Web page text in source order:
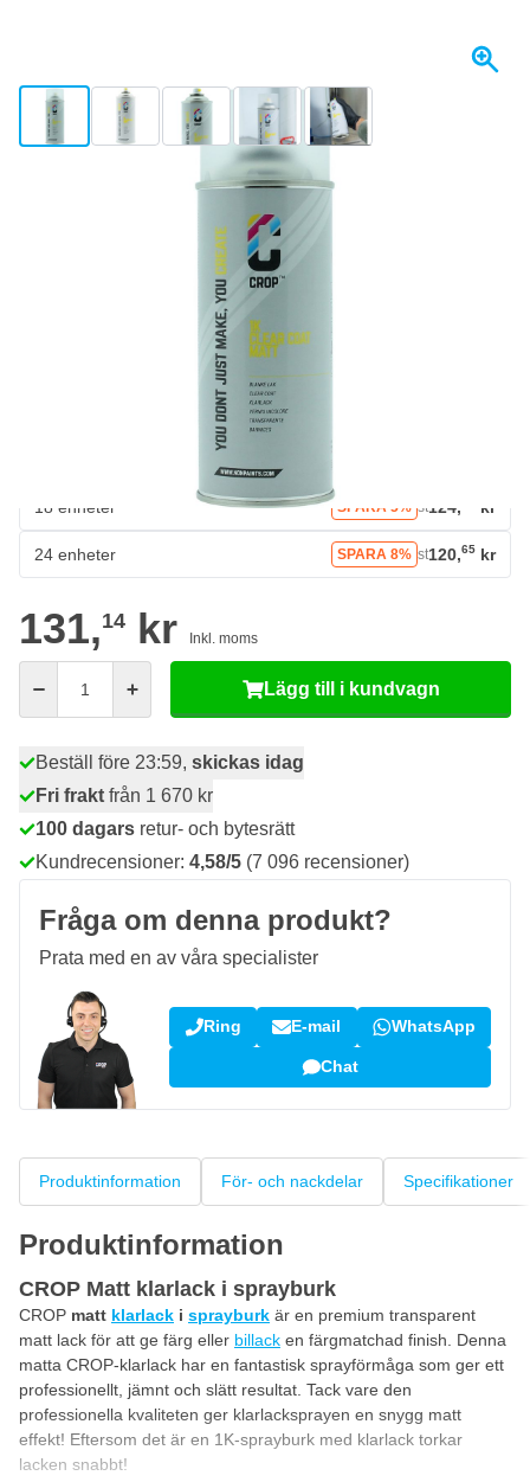
View larger imageView larger imageView larger imageView larger imageView larger image
+3
CROP Matt klarlack i sprayburk - Professional
18 enheter SPARA 5% st124, kr
24 enheter SPARA 8% st120,65 kr
131,14 kr Inkl. moms
Lägg till i kundvagn
Beställ före 23:59, skickas idag
Fri frakt från 1 670 kr
100 dagars retur- och bytesrätt
Kundrecensioner: 4,58/5 (7 096 recensioner)
Fråga om denna produkt?
Prata med en av våra specialister
Ring E-mail WhatsApp
Chat
Produktinformation För- och nackdelar Specifikationer
Produktinformation
CROP Matt klarlack i sprayburk
CROP matt klarlack i sprayburk är en premium transparent
matt lack för att ge färg eller billack en färgmatchad finish. Denna
matta CROP-klarlack har en fantastisk sprayförmåga som ger ett
professionellt, jämnt och slätt resultat. Tack vare den
professionella kvaliteten ger klarlacksprayen en snygg matt
effekt! Eftersom det är en 1K-sprayburk med klarlack torkar
lacken snabbt!